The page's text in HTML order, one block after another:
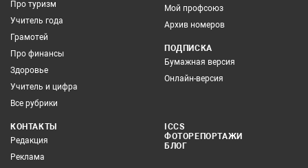
Про туризм
Учитель года
Грамотей
Про финансы
Здоровье
Учитель и цифра
Все рубрики
Мой профсоюз
Архив номеров
ПОДПИСКА
Бумажная версия
Онлайн-версия
КОНТАКТЫ
Редакция
Реклама
ICCS
ФОТОРЕПОРТАЖИ
БЛОГ